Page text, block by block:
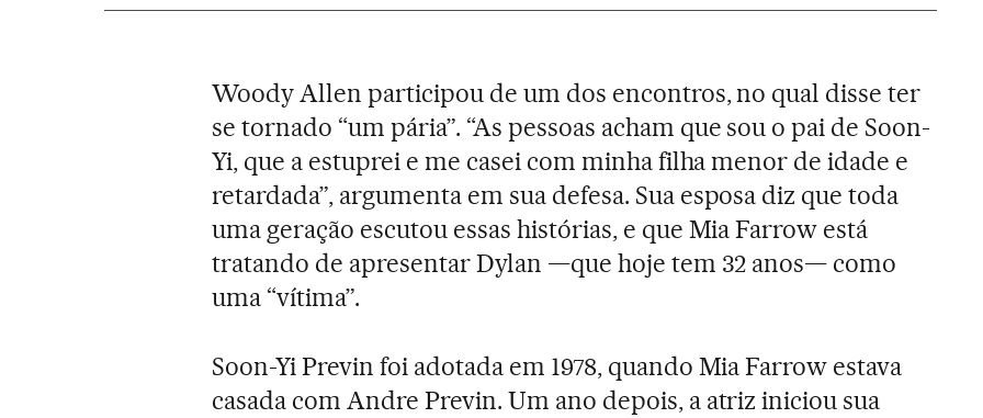
Woody Allen participou de um dos encontros, no qual disse ter
se tornado “um pária”. “As pessoas acham que sou o pai de Soon-
Yi, que a estuprei e me casei com minha filha menor de idade e
retardada”, argumenta em sua defesa. Sua esposa diz que toda
uma geração escutou essas histórias, e que Mia Farrow está
tratando de apresentar Dylan —que hoje tem 32 anos— como
uma “vítima”.
Soon-Yi Previn foi adotada em 1978, quando Mia Farrow estava
casada com Andre Previn. Um ano depois, a atriz iniciou sua